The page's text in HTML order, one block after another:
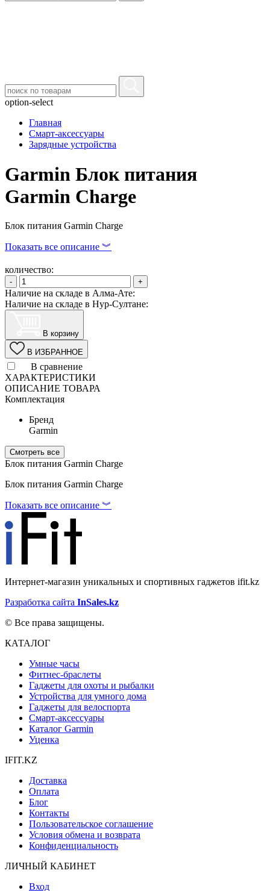
option-select
Главная
Смарт-аксессуары
Зарядные устройства
Garmin Блок питания
Garmin Charge
Блок питания Garmin Charge
Показать все описание ︾
количество:
- +
Наличие на складе в Алма-Ате:
Наличие на складе в Нур-Султане:
В корзину
В ИЗБРАННОЕ
В сравнение
ХАРАКТЕРИСТИКИ
ОПИСАНИЕ ТОВАРА
Комплектация
Бренд
Garmin
Смотреть все
Блок питания Garmin Charge
Блок питания Garmin Charge
Показать все описание ︾
Интернет-магазин уникальных и спортивных гаджетов ifit.kz
Разработка сайта InSales.kz
© Все права защищены.
КАТАЛОГ
Умные часы
Фитнес-браслеты
Гаджеты для охоты и рыбалки
Устройства для умного дома
Гаджеты для велоспорта
Смарт-аксессуары
Каталог Garmin
Уценка
IFIT.KZ
Доставка
Оплата
Блог
Контакты
Пользовательское соглашение
Условия обмена и возврата
Конфиденциальность
ЛИЧНЫЙ КАБИНЕТ
Вход